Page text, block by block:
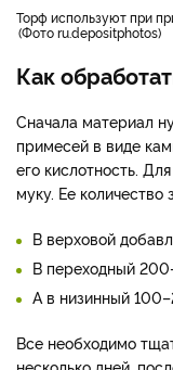
торф используют при
Фото ru.depositphotos
Как
Сначала материал
примесей в виде
его кислотность.
муку. Ее количество
В верховой
В переходный
А в низинный
Все необходимо